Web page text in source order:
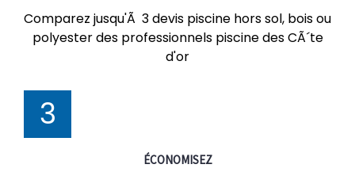
Comparez jusqu'Ã 3 devis piscine hors sol, bois ou
polyester des professionnels piscine des CÃ´te
d'or
3
ÉCONOMISEZ